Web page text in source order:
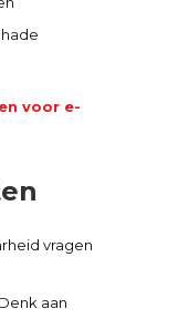
voor e-
vragen
aan